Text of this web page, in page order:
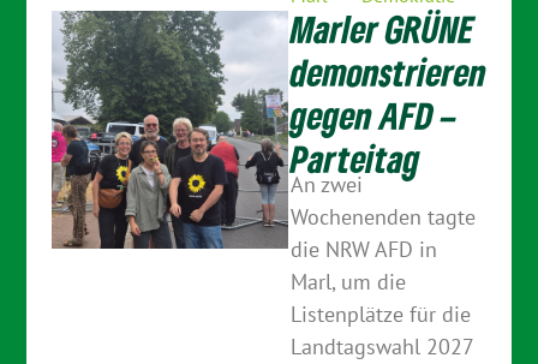
Marler GRÜNE
demonstrieren
gegen AFD –
Parteitag
An zwei
Wochenenden tagte
die NRW AFD in
Marl, um die
Listenplätze für die
Landtagswahl 2027